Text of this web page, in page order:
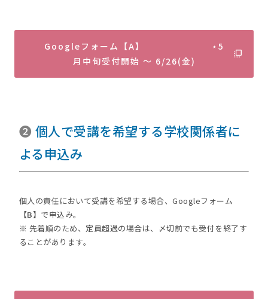
Googleフォーム【A】 ⋆5
月中旬受付開始 ～ 6/26(金)
❷ 個人で受講を希望する学校関係者に
よる申込み
個人の責任において受講を希望する場合、Googleフォーム
【B】 で申込み。
※ 先着順のため、定員超過の場合は、〆切前でも受付を終了す
ることがあります。